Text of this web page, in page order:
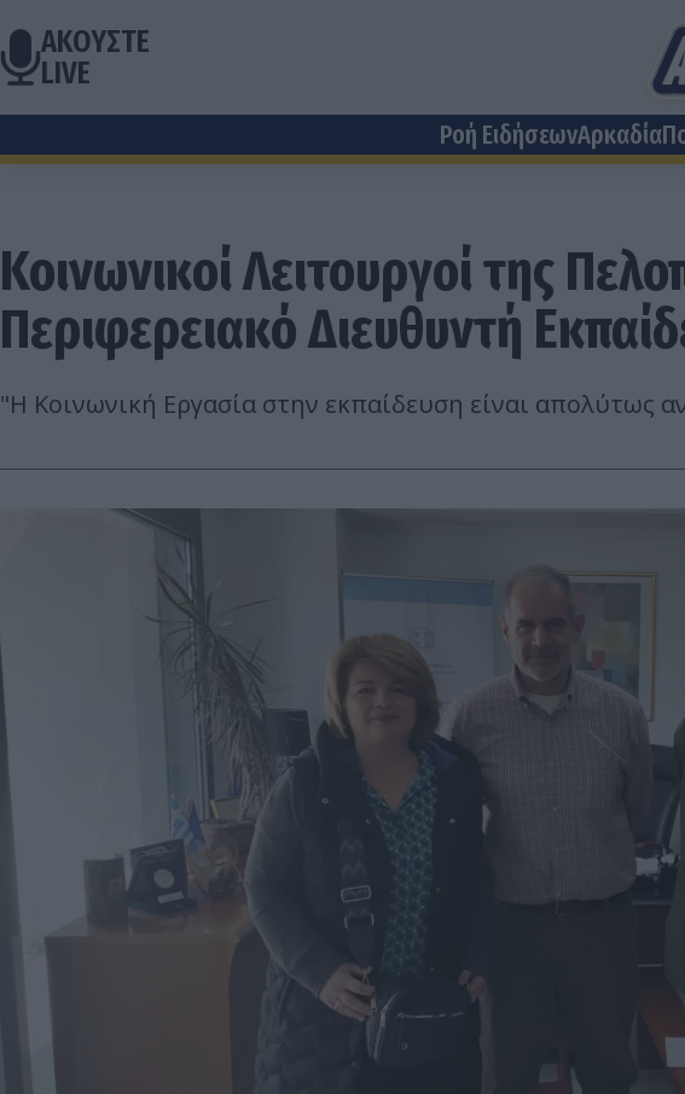
ΑΚΟΥΣΤΕ
LIVE
Ροή ΕιδήσεωνΑρκαδία
Κοινωνικοί Λειτουργοί της
Περιφερειακό Διευθυντή
"Η Κοινωνική Εργασία στην εκπαίδευση είναι απολύτως